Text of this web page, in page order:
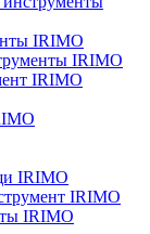
IRIMO
IRIMO
IRIMO
IRIMO
IRIMO
IRIMO